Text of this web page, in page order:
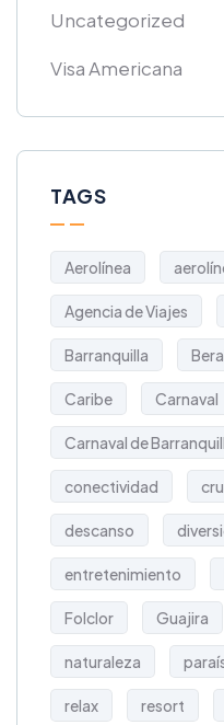
Uncategorized
Visa Americana
TAGS
Aerolínea
Agencia de Viajes
Barranquilla
Caribe Carnaval
Carnaval de
conectividad
descanso
entretenimiento
Folclor Guajira
naturaleza
relax resort